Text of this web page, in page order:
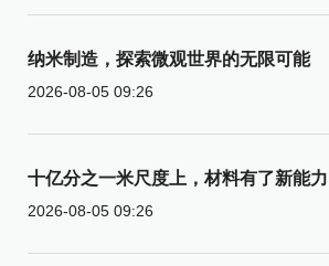
纳米制造，探索微观世界的无限可能
2026-08-05 09:26
十亿分之一米尺度上，材料有了新能力
2026-08-05 09:26